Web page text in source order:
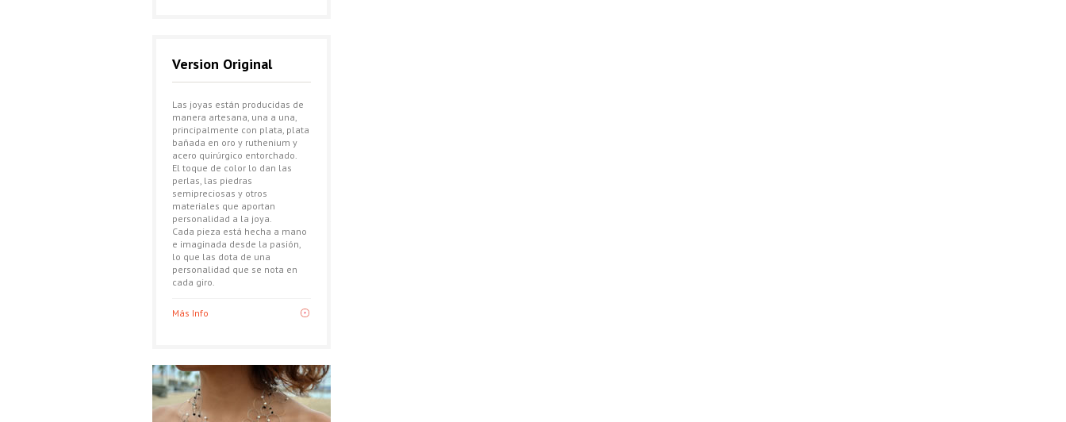
Version Original
Las joyas están producidas de
manera artesana, una a una,
principalmente con plata, plata
bañada en oro y ruthenium y
acero quirúrgico entorchado.
El toque de color lo dan las
perlas, las piedras
semipreciosas y otros
materiales que aportan
personalidad a la joya.
Cada pieza está hecha a mano
e imaginada desde la pasión,
lo que las dota de una
personalidad que se nota en
cada giro.
Más Info